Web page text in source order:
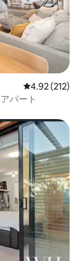
レビュー212
4.92 (212)
パート